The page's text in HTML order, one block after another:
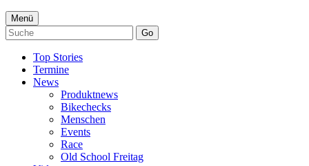
Menü
Go
Top Stories
Termine
News
Produktnews
Bikechecks
Menschen
Events
Race
Old School Freitag